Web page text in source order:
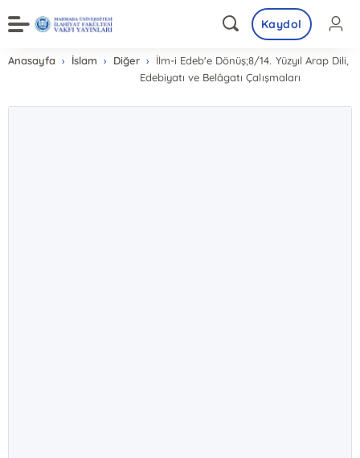
Kaydol
Anasayfa İslam Diğer
İlm-i Edeb'e Dönüş;8/14. Yüzyıl Arap Dili,
Edebiyatı ve Belâgatı Çalışmaları